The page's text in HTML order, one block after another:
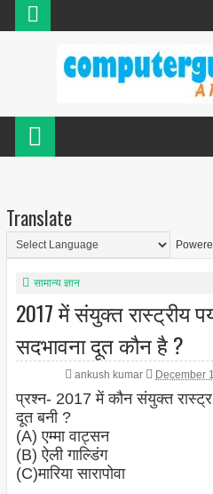
Translate
सामान्य ज्ञान
2017 में संयुक्त रास्ट्रीय
सदभावना दूत कौन है ?
ankush kumar December
प्रश्न- 2017 में कौन संयुक्त रास्ट्र
दूत बनी ?
(A) एम्मा वाट्सन
(B) ऐली गाल्डिंग
(C)मारिया सारापोवा